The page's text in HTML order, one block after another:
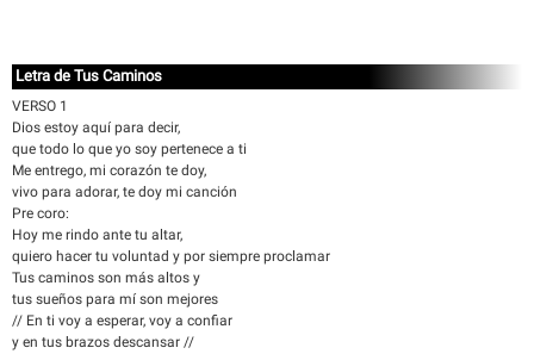
Letra de Tus Caminos
VERSO 1
Dios estoy aquí para decir,
que todo lo que yo soy pertenece a ti
Me entrego, mi corazón te doy,
vivo para adorar, te doy mi canción
Pre coro:
Hoy me rindo ante tu altar,
quiero hacer tu voluntad y por siempre proclamar
Tus caminos son más altos y
tus sueños para mí son mejores
// En ti voy a esperar, voy a confiar
y en tus brazos descansar //